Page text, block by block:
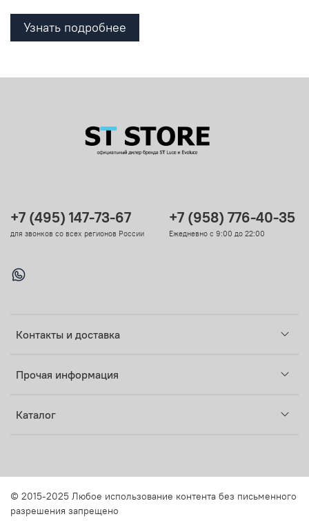
Узнать подробнее
Контакты и доставка
Прочая информация
Каталог
+7 (495) 147-73-67
для звонков со всех регионов России
+7 (958) 776-40-35
Ежедневно с 9:00 до 22:00
© 2015-2025 Любое использование контента без письменного
разрешения запрещено